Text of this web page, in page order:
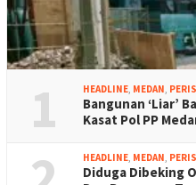
1 HEADLINE MEDAN
Bangunan ‘Liar’
Kasat Pol PP
HEADLINE MEDAN
Diduga Dibeking